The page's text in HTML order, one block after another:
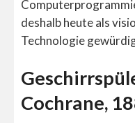
deshalb heute als
Technologie
Cochrane,